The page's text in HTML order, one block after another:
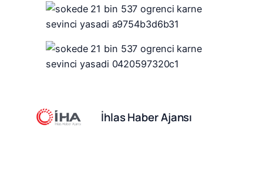
İhlas Haber Ajansı